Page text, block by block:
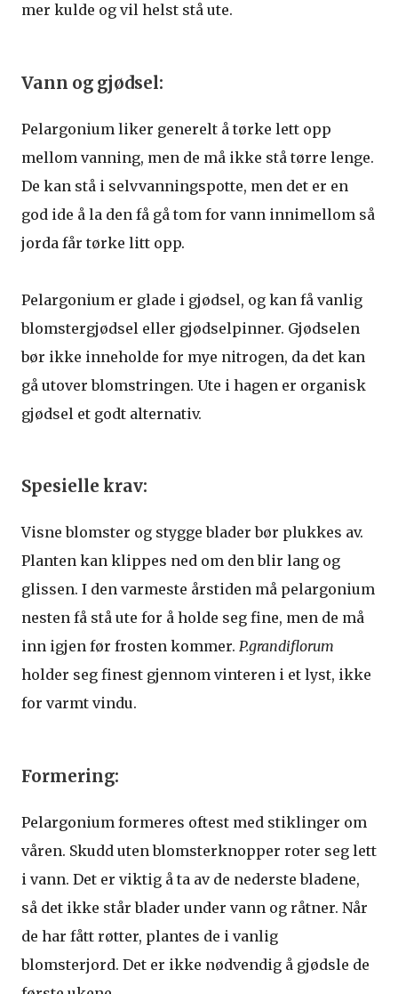
mer kulde og vil helst stå ute.
Vann og gjødsel:
Pelargonium liker generelt å tørke lett opp
mellom vanning, men de må ikke stå tørre lenge.
De kan stå i selvvanningspotte, men det er en
god ide å la den få gå tom for vann innimellom så
jorda får tørke litt opp.
Pelargonium er glade i gjødsel, og kan få vanlig
blomstergjødsel eller gjødselpinner. Gjødselen
bør ikke inneholde for mye nitrogen, da det kan
gå utover blomstringen. Ute i hagen er organisk
gjødsel et godt alternativ.
Spesielle krav:
Visne blomster og stygge blader bør plukkes av.
Planten kan klippes ned om den blir lang og
glissen. I den varmeste årstiden må pelargonium
nesten få stå ute for å holde seg fine, men de må
inn igjen før frosten kommer. P.grandiflorum
holder seg finest gjennom vinteren i et lyst, ikke
for varmt vindu.
Formering:
Pelargonium formeres oftest med stiklinger om
våren. Skudd uten blomsterknopper roter seg lett
i vann. Det er viktig å ta av de nederste bladene,
så det ikke står blader under vann og råtner. Når
de har fått røtter, plantes de i vanlig
blomsterjord. Det er ikke nødvendig å gjødsle de